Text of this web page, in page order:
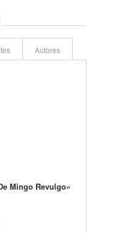
Autores
Mingo Revulgo»